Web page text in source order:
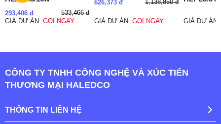
293,406 đ
533,466 đ
GIÁ DỰ ÁN: GỌI NGAY
626,373 đ 1,138,860 đ
GIÁ DỰ ÁN:GỌI NGAY GIÁ DỰ
CÔNG TY TNHH CÔNG NGHỆ VÀ XÚC TIẾN
THƯƠNG MẠI HALEDCO
THÔNG TIN LIÊN HỆ